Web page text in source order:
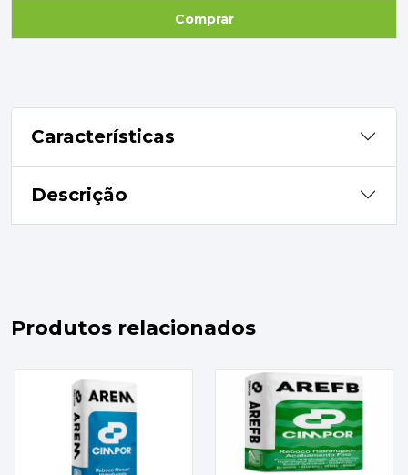
Comprar
Características
Descrição
Produtos relacionados